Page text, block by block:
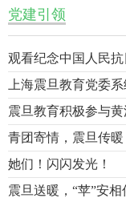
党建引领
青团寄情，震旦传暖
她们！闪闪发光！
震旦送暖，“苹”安相